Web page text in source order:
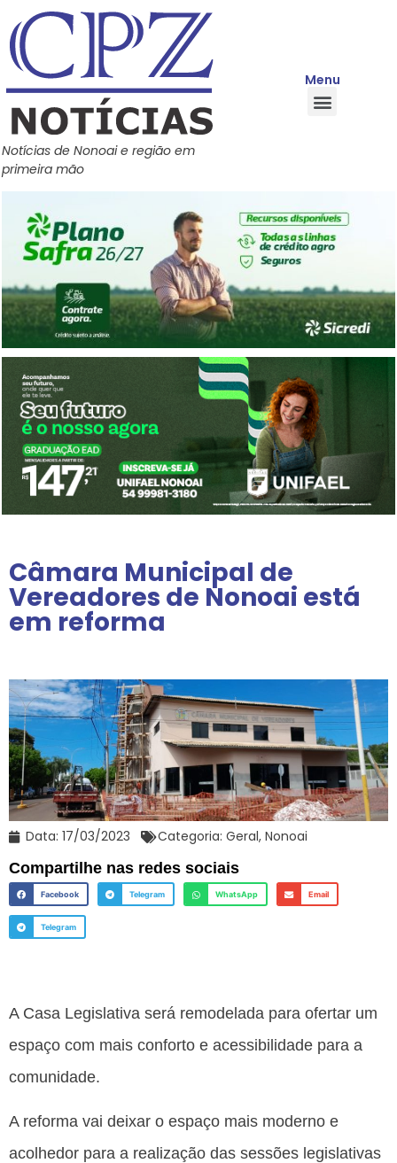
Notícias de Nonoai e região em
primeira mão
Menu
Câmara Municipal de
Vereadores de Nonoai está
em reforma
Data: 17/03/2023 Categoria: Geral, Nonoai
Compartilhe nas redes sociais
Facebook Telegram WhatsApp Email
Telegram
A Casa Legislativa será remodelada para ofertar um
espaço com mais conforto e acessibilidade para a
comunidade.
A reforma vai deixar o espaço mais moderno e
acolhedor para a realização das sessões legislativas